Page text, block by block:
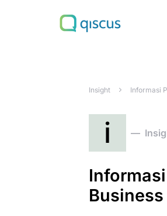
Search for:
Insight Informasi
i